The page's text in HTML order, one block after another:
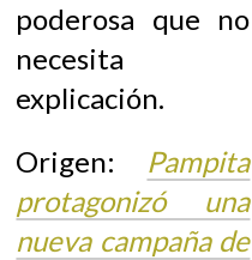
poderosa que no
necesita
explicación.
Origen: Pampita
protagonizó una
nueva campaña de